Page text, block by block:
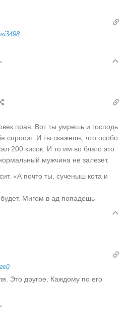
прав. Вот ты умрешь и господь
спросит. И ты скажешь, что особо
200 кисок. И то им во благо это
мужчина не залезет.
«А почто ты, сученыш кота и
будет. Мигом в ад попадешь
Это другое. Каждому по его